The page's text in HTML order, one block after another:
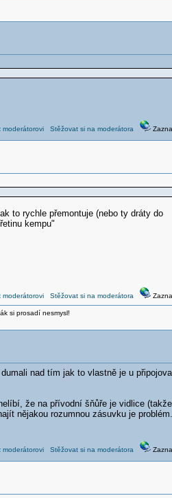
moderátorovi Stěžovat si na moderátora
to rychle přemontuje (nebo ty dráty do
kempu"
moderátorovi Stěžovat si na moderátora
si prosadí nesmysl!
nad tím jak to vlastně je u
že na přívodní šňůře je vidlice
nějakou rozumnou zásuvku je
moderátorovi Stěžovat si na moderátora